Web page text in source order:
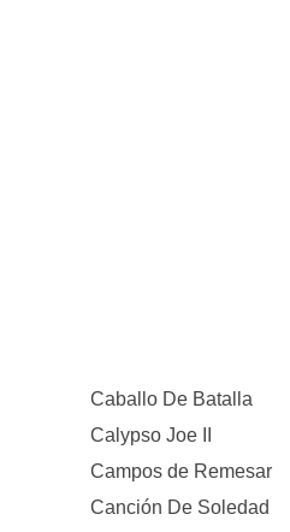
Caballo De Batalla
Calypso Joe II
Campos de Remesar
Canción De Soledad